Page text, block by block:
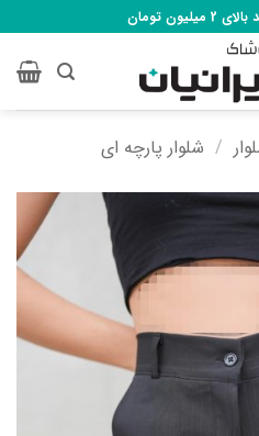
تومان
/ شلوار پارچه ای